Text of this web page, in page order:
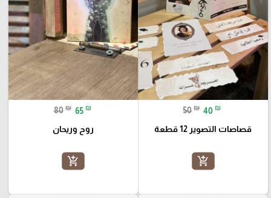
50 ₪ 40 ₪
قصاصات التصوير 12 قطعة
add_shopping_cart
80 ₪ 65 ₪
روح وريحان
add_shopping_cart